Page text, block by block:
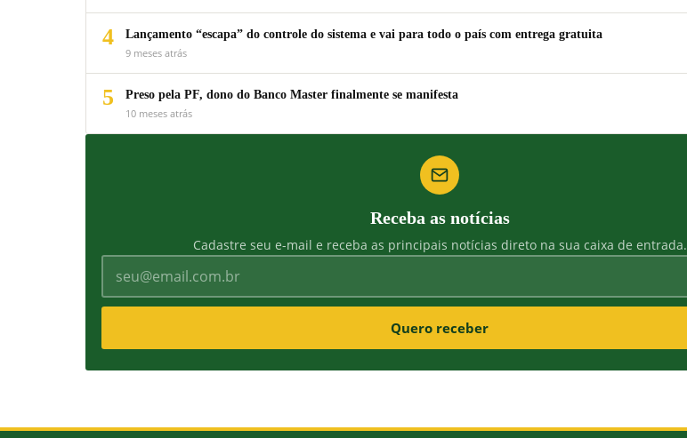
4
Lançamento “escapa” do controle do sistema e vai para todo o país com entrega gratuita
9 meses atrás
5
Preso pela PF, dono do Banco Master finalmente se manifesta
10 meses atrás
Receba as notícias
Cadastre seu e-mail e receba as principais notícias direto na sua caixa de entrada.
Quero receber